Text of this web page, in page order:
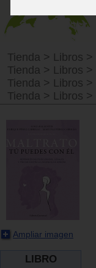
Tienda > Libros >
Tienda > Libros >
Tienda > Libros >
Tienda > Libros >
Ampliar imagen
LIBRO